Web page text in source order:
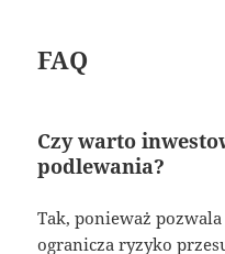
FAQ
Czy warto
podlewania?
Tak, ponieważ pozwala
ogranicza ryzyko